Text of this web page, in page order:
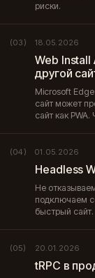
риски.
(03) 18.05.2026
Web Install
другой
Microsoft
сайт может
сайт как
(04) 01.05.2026
Headless
Не
подключаем
быстрый сайт.
(05) 20.01.2026
tRPC в